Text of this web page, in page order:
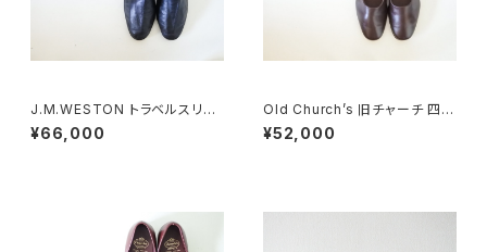
J.M.WESTON トラベルスリッ
パ DEADSTOCK
¥66,000
Old Church’s 旧チャーチ 四都
市 Ajax ドクターシューズ UK7.
5
¥52,000